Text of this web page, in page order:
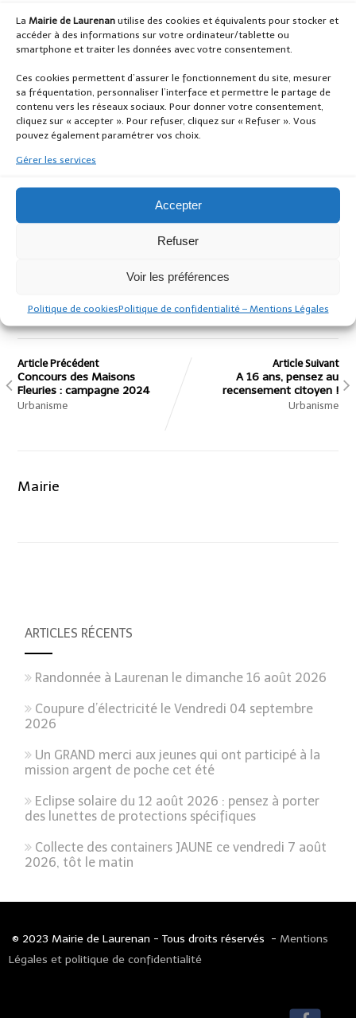
La Mairie de Laurenan utilise des cookies et équivalents pour stocker et
accéder à des informations sur votre ordinateur/tablette ou
smartphone et traiter les données avec votre consentement.
Ces cookies permettent d’assurer le fonctionnement du site, mesurer
sa fréquentation, personnaliser l’interface et permettre le partage de
contenu vers les réseaux sociaux. Pour donner votre consentement,
cliquez sur « accepter ». Pour refuser, cliquez sur « Refuser ». Vous
pouvez également paramétrer vos choix.
Gérer les services
Accepter
Refuser
Voir les préférences
Politique de cookiesPolitique de confidentialité – Mentions Légales
Des bons d’inscriptions sont disponibles à l’accueil de
la mairie et vous pouvez le télécharger ICI :
Tous les jeunes de 11 à 17 ans, des 9 communes de
l’Entrente, peuvent participer à ces activités
gratuitement
Un séjour à GUERLEDAN est organisé
juillet au vendredi 05 juillet 2024
Article Précédent
Concours des Maisons
Fleuries : campagne 2024
Urbanisme
Article Suivant
A 16 ans, pensez au
recensement citoyen !
Urbanisme
Mairie
ARTICLES RÉCENTS
Randonnée à Laurenan le dimanche 16 août 2026
Coupure d’électricité le Vendredi 04 septembre
2026
Un GRAND merci aux jeunes qui ont participé à la
mission argent de poche cet été
Eclipse solaire du 12 août 2026 : pensez à porter
des lunettes de protections spécifiques
Collecte des containers JAUNE ce vendredi 7 août
2026, tôt le matin
© 2023 Mairie de Laurenan - Tous droits réservés - Mentions
Légales et politique de confidentialité